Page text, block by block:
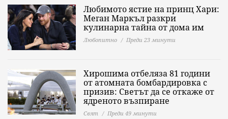
Любимото ястие на принц Хари:
Меган Маркъл разкри
кулинарна тайна от дома им
Любопитно Преди 23 минути
Хирошима отбеляза 81 години
от атомната бомбардировка с
призив: Светът да се откаже от
ядреното възпиране
Свят Преди 49 минути